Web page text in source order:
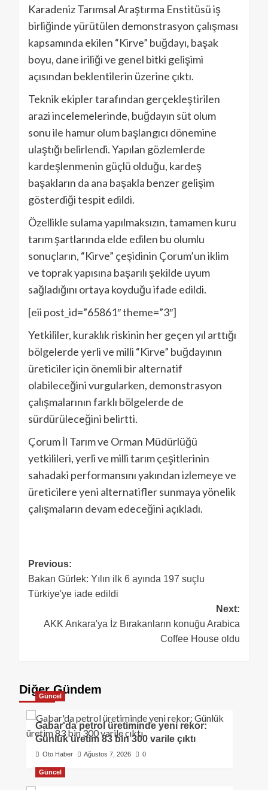
Karadeniz Tarımsal Araştırma Enstitüsü iş
birliğinde yürütülen demonstrasyon çalışması
kapsamında ekilen “Kirve” buğdayı, başak
boyu, dane iriliği ve genel bitki gelişimi
açısından beklentilerin üzerine çıktı.
Teknik ekipler tarafından gerçekleştirilen
arazi incelemelerinde, buğdayın süt olum
sonu ile hamur olum başlangıcı dönemine
ulaştığı belirlendi. Yapılan gözlemlerde
kardeşlenmenin güçlü olduğu, kardeş
başakların da ana başakla benzer gelişim
gösterdiği tespit edildi.
Özellikle sulama yapılmaksızın, tamamen kuru
tarım şartlarında elde edilen bu olumlu
sonuçların, “Kirve” çeşidinin Çorum’un iklim
ve toprak yapısına başarılı şekilde uyum
sağladığını ortaya koyduğu ifade edildi.
[eii post_id=”65861″ theme=”3″]
Yetkililer, kuraklık riskinin her geçen yıl arttığı
bölgelerde yerli ve milli “Kirve” buğdayının
üreticiler için önemli bir alternatif
olabileceğini vurgularken, demonstrasyon
çalışmalarının farklı bölgelerde de
sürdürüleceğini belirtti.
Çorum İl Tarım ve Orman Müdürlüğü
yetkilileri, yerli ve milli tarım çeşitlerinin
sahadaki performansını yakından izlemeye ve
üreticilere yeni alternatifler sunmaya yönelik
çalışmaların devam edeceğini açıkladı.
Previous:
Bakan Gürlek: Yılın ilk 6 ayında 197 suçlu
Türkiye'ye iade edildi
Next:
AKK Ankara'ya İz Bırakanların konuğu Arabica
Coffee House oldu
Diğer Gündem
Güncel
Gabar'da petrol üretiminde yeni rekor:
Günlük üretim 83 bin 300 varile çıktı
Oto Haber Ağustos 7, 2026 0
Güncel